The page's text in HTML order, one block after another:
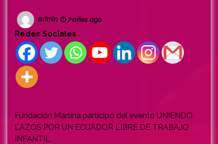
admin 7 años ago
Redes Sociales
Fundación Martina participó del evento UNIENDO
LAZOS POR UN ECUADOR LIBRE DE TRABAJO
INFANTIL.